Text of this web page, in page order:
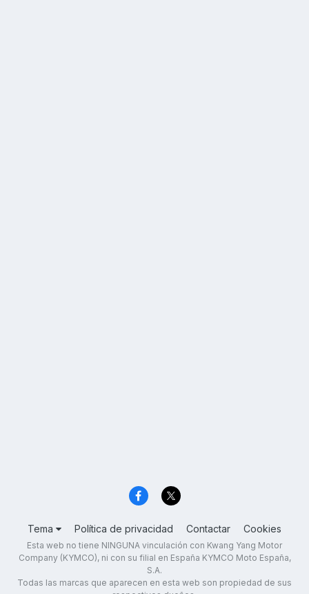
Tema Política de privacidad Contactar Cookies
Esta web no tiene NINGUNA vinculación con Kwang Yang Motor
Company (KYMCO), ni con su filial en España KYMCO Moto España,
S.A.
Todas las marcas que aparecen en esta web son propiedad de sus